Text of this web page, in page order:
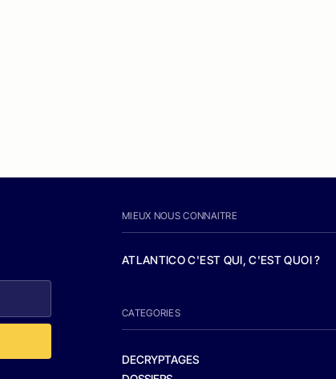
MIEUX NOUS CONNAITRE
ATLANTICO C'EST QUI, C'EST QUOI ?
CATEGORIES
DECRYPTAGES